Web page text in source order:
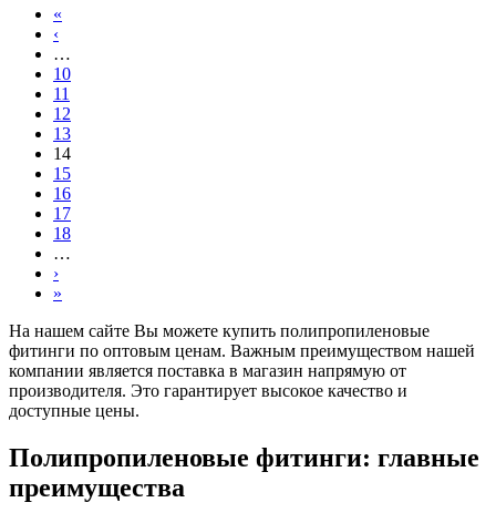
«
‹
…
10
11
12
13
14
15
16
17
18
…
›
»
На нашем сайте Вы можете купить полипропиленовые
фитинги по оптовым ценам. Важным преимуществом нашей
компании является поставка в магазин напрямую от
производителя. Это гарантирует высокое качество и
доступные цены.
Полипропиленовые фитинги: главные
преимущества